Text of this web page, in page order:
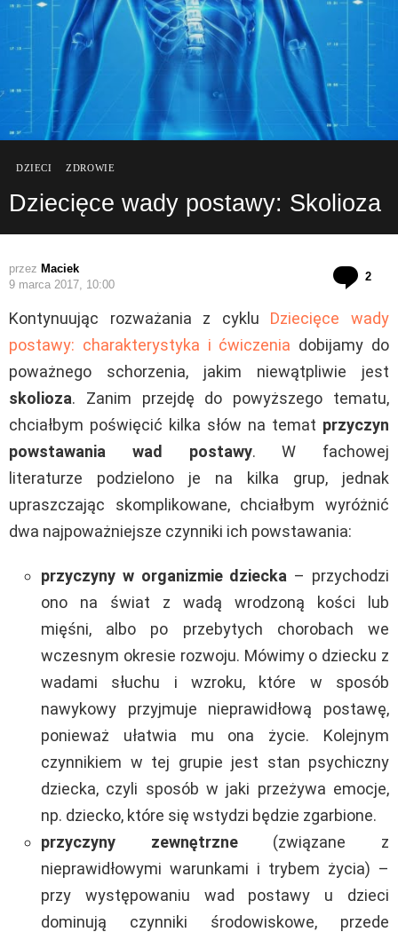
DZIECI ZDROWIE
Dziecięce wady postawy: Skolioza
przez Maciek
9 marca 2017, 10:00
2
Kontynuując rozważania z cyklu Dziecięce wady
postawy: charakterystyka i ćwiczenia dobijamy do
poważnego schorzenia, jakim niewątpliwie jest
skolioza. Zanim przejdę do powyższego tematu,
chciałbym poświęcić kilka słów na temat przyczyn
powstawania wad postawy. W fachowej
literaturze podzielono je na kilka grup, jednak
upraszczając skomplikowane, chciałbym wyróżnić
dwa najpoważniejsze czynniki ich powstawania:
przyczyny w organizmie dziecka – przychodzi
ono na świat z wadą wrodzoną kości lub
mięśni, albo po przebytych chorobach we
wczesnym okresie rozwoju. Mówimy o dziecku z
wadami słuchu i wzroku, które w sposób
nawykowy przyjmuje nieprawidłową postawę,
ponieważ ułatwia mu ona życie. Kolejnym
czynnikiem w tej grupie jest stan psychiczny
dziecka, czyli sposób w jaki przeżywa emocje,
np. dziecko, które się wstydzi będzie zgarbione.
przyczyny zewnętrzne(związane z
nieprawidłowymi warunkami i trybem życia) –
przy występowaniu wad postawy u dzieci
dominują czynniki środowiskowe, przede